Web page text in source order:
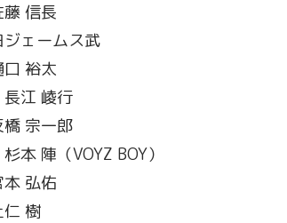
信長
ェームス武
裕太
江 崚行
宗一郎
本 陣（VOYZ BOY）
弘佑
仁 樹